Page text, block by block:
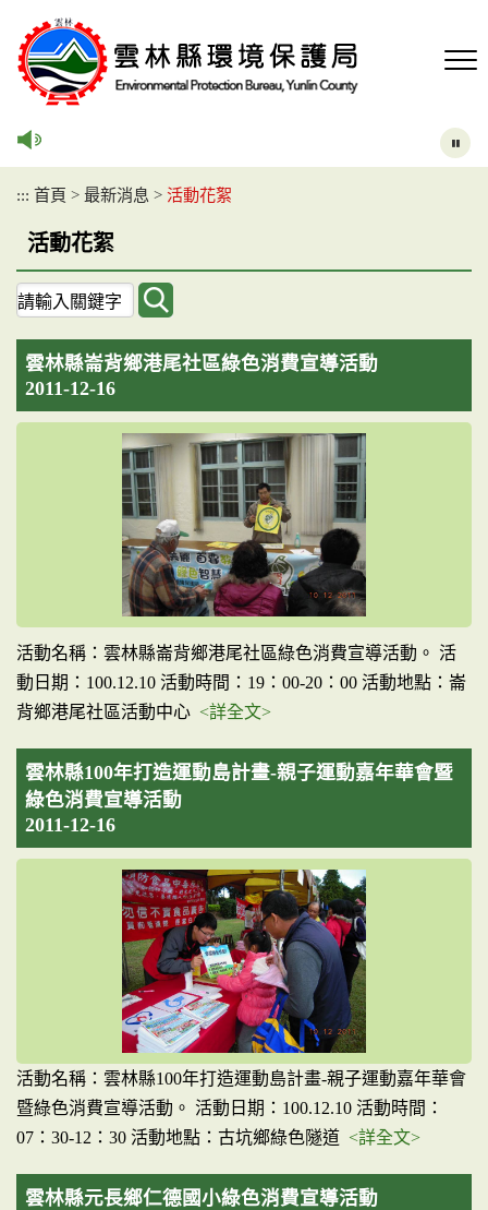
::: 首頁 > 最新消息 > 活動花絮
活動花絮
關
鍵
字
查
詢
雲林縣崙背鄉港尾社區綠色消費宣導活動
2011-12-16
活動名稱：雲林縣崙背鄉港尾社區綠色消費宣導活動。 活
動日期：100.12.10 活動時間：19：00-20：00 活動地點：崙
背鄉港尾社區活動中心 <詳全文>
雲林縣100年打造運動島計畫-親子運動嘉年華會暨
綠色消費宣導活動
2011-12-16
活動名稱：雲林縣100年打造運動島計畫-親子運動嘉年華會
暨綠色消費宣導活動。 活動日期：100.12.10 活動時間：
07：30-12：30 活動地點：古坑鄉綠色隧道 <詳全文>
雲林縣元長鄉仁德國小綠色消費宣導活動